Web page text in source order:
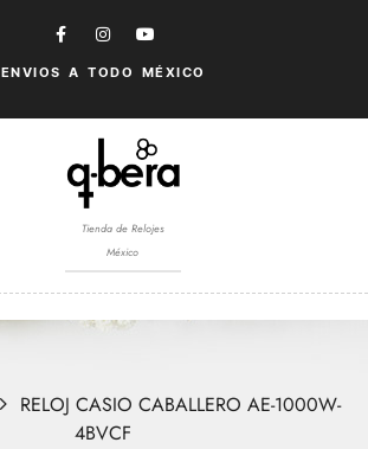
ENVIOS A TODO MÉXICO
Tienda de Relojes
México
RELOJ CASIO CABALLERO AE-1000W-
4BVCF